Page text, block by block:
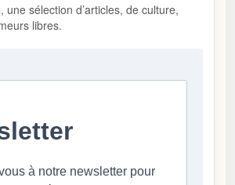
une sélection d’articles, de culture,
libres.